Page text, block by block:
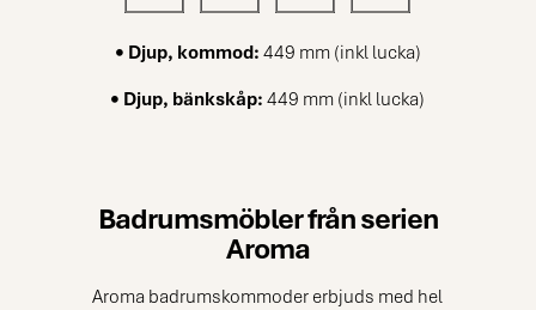
• Djup, kommod: 449 mm (inkl lucka)
• Djup, bänkskåp: 449 mm (inkl lucka)
Badrumsmöbler från serien
Aroma
Aroma badrumskommoder erbjuds med hel